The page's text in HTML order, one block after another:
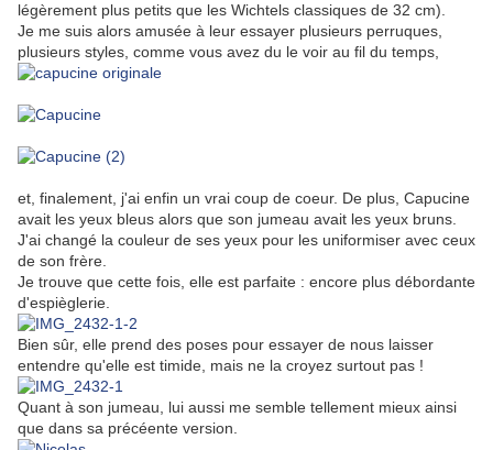
légèrement plus petits que les Wichtels classiques de 32 cm).
Je me suis alors amusée à leur essayer plusieurs perruques,
plusieurs styles, comme vous avez du le voir au fil du temps,
et, finalement, j'ai enfin un vrai coup de coeur. De plus, Capucine
avait les yeux bleus alors que son jumeau avait les yeux bruns.
J'ai changé la couleur de ses yeux pour les uniformiser avec ceux
de son frère.
Je trouve que cette fois, elle est parfaite : encore plus débordante
d'espièglerie.
Bien sûr, elle prend des poses pour essayer de nous laisser
entendre qu'elle est timide, mais ne la croyez surtout pas !
Quant à son jumeau, lui aussi me semble tellement mieux ainsi
que dans sa précéente version.